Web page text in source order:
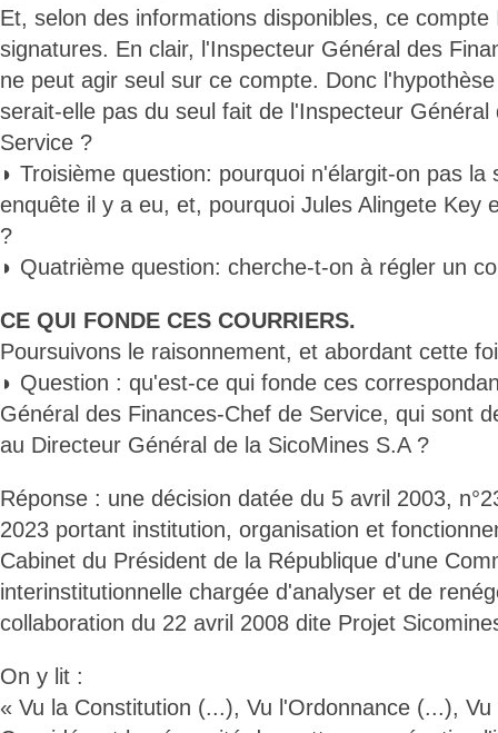
Et, selon des informations disponibles, ce
signatures. En clair, l'Inspecteur Général des
ne peut agir seul sur ce compte. Donc
serait-elle pas du seul fait de l'Inspecteur Général
Service ?
◗ Troisième question: pourquoi n'élargit-on pas la
enquête il y a eu, et, pourquoi Jules Alingete Key
?
◗ Quatrième question: cherche-t-on à régler un
CE QUI FONDE CES COURRIERS.
Poursuivons le raisonnement, et abordant cette
◗ Question : qu'est-ce qui fonde ces
Général des Finances-Chef de Service, qui sont
au Directeur Général de la SicoMines S.A ?
Réponse : une décision datée du 5 avril 2003,
2023 portant institution, organisation et
Cabinet du Président de la République d'une
interinstitutionnelle chargée d'analyser et de
collaboration du 22 avril 2008 dite Projet
On y lit :
« Vu la Constitution (...), Vu l'Ordonnance (...),